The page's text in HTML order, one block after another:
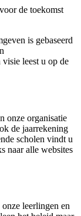
de toekomst
is gebaseerd
leest u op de
onze organisatie
de jaarrekening
scholen vindt u
naar alle websites
leerlingen en